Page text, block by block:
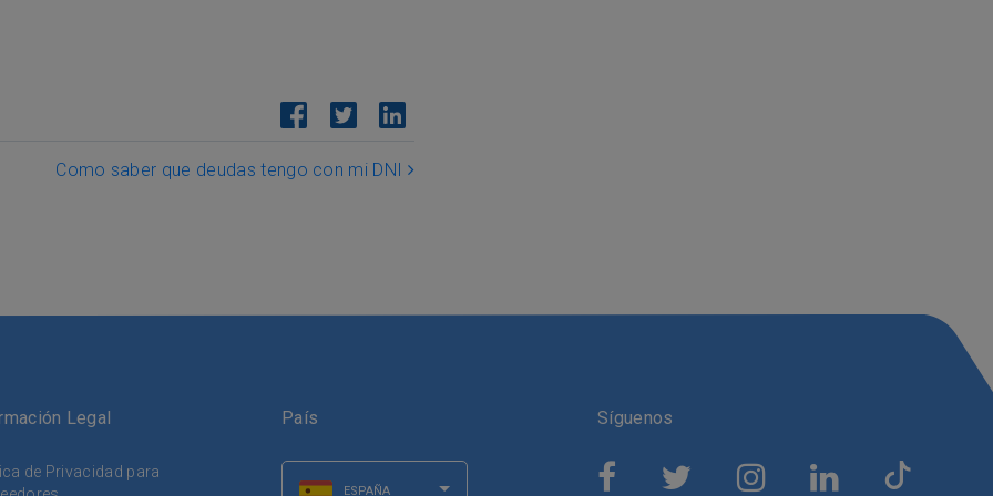
Como saber que deudas tengo con mi DNI
Legal
de Privacidad para
País
ESPAÑA
Síguenos